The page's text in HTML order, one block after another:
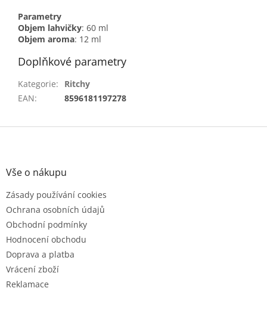
Parametry
Objem lahvičky: 60 ml
Objem aroma: 12 ml
Doplňkové parametry
Kategorie:
Ritchy
EAN: 8596181197278
Z
Vše o nákupu
Zásady používání cookies
Ochrana osobních údajů
Obchodní podmínky
Hodnocení obchodu
Doprava a platba
Vrácení zboží
Reklamace